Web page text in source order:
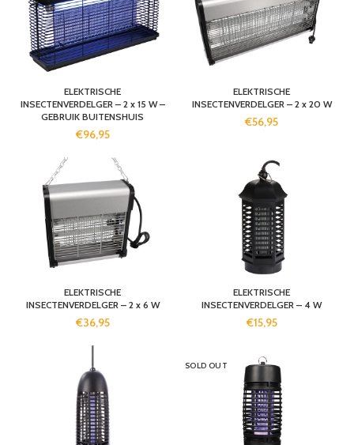
ELEKTRISCHE
INSECTENVERDELGER – 2 x 15 W –
GEBRUIK BUITENSHUIS
€96,95
ELEKTRISCHE
INSECTENVERDELGER – 2 x 20 W
€56,95
ELEKTRISCHE
INSECTENVERDELGER – 2 x 6 W
€36,95
ELEKTRISCHE
INSECTENVERDELGER – 4 W
€15,95
SOLD OUT